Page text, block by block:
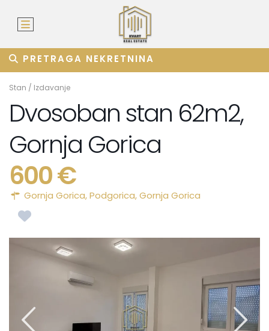
PRETRAGA NEKRETNINA
Stan / Izdavanje
Dvosoban stan 62m2,
Gornja Gorica
600 €
Gornja Gorica,Podgorica,Gornja Gorica